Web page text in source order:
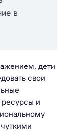
в
дети
свои
ресурсы и